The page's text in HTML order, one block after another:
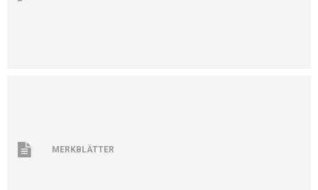
MERKBLÄTTER